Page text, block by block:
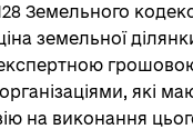
Земельного
земельної
які
на виконання